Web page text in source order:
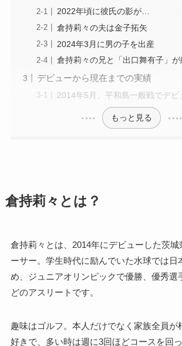
2022年頃に彼氏の影が…
倉持莉々の夫は金子拓矢
2024年3月に男の子を出産
倉持莉々の兄と「出口舞有子」が
デビューから現在までの実績
2014年5月、平和島一般戦でデビ
もっと見る
倉持莉々とは？
倉持莉々とは、2014年にデビューした茨城
ーサー。学生時代に励んでいた水球では日
め、ジュニアオリンピックで優勝、優秀選
どのアスリートです。
趣味はゴルフ。本人だけでなく家族全員が
好きで、多い時は週に3回ほどコースを回